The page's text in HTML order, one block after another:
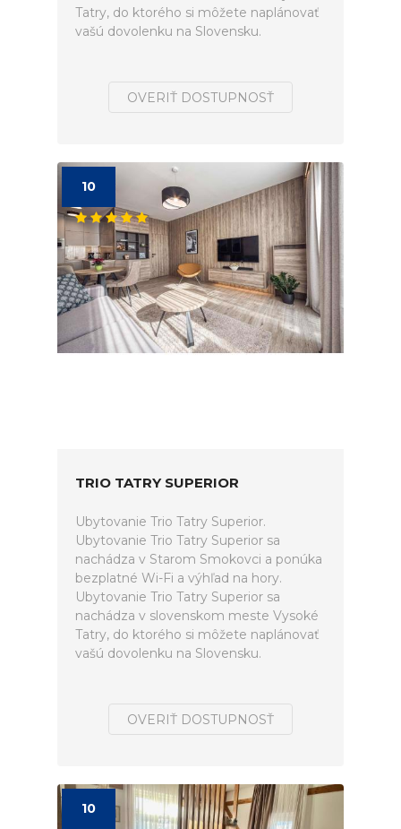
Tatry, do ktorého si môžete naplánovať
vašú dovolenku na Slovensku.
OVERIŤ DOSTUPNOSŤ
10
TRIO TATRY SUPERIOR
Ubytovanie Trio Tatry Superior.
Ubytovanie Trio Tatry Superior sa
nachádza v Starom Smokovci a ponúka
bezplatné Wi-Fi a výhľad na hory.
Ubytovanie Trio Tatry Superior sa
nachádza v slovenskom meste Vysoké
Tatry, do ktorého si môžete naplánovať
vašú dovolenku na Slovensku.
OVERIŤ DOSTUPNOSŤ
10